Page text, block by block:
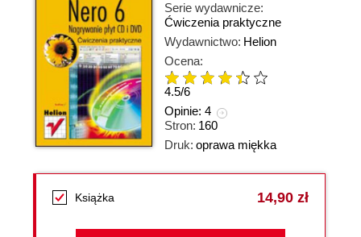
Serie wydawnicze:
Ćwiczenia praktyczne
Wydawnictwo: Helion
Ocena:
4.5/6
Opinie: 4
Stron: 160
Druk: oprawa miękka
Książka 14,90 zł